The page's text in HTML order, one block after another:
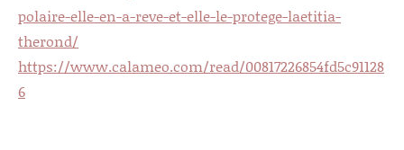
polaire-elle-en-a-reve-et-elle-le-protege-laetitia-
therond/
https://www.calameo.com/read/00817226854fd5c91128
6